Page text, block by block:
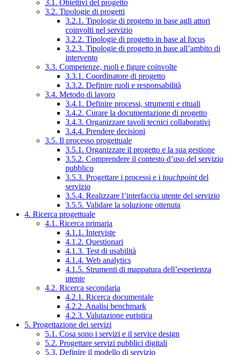
3.1. Obiettivi del progetto
3.2. Tipologie di progetti
3.2.1. Tipologie di progetto in base agli attori
coinvolti nel servizio
3.2.2. Tipologie di progetto in base al focus
3.2.3. Tipologie di progetto in base all’ambito di
intervento
3.3. Competenze, ruoli e figure coinvolte
3.3.1. Coordinatore di progetto
3.3.2. Definire ruoli e responsabilità
3.4. Metodo di lavoro
3.4.1. Definire processi, strumenti e rituali
3.4.2. Curare la documentazione di progetto
3.4.3. Organizzare tavoli tecnici collaborativi
3.4.4. Prendere decisioni
3.5. Il processo progettuale
3.5.1. Organizzare il progetto e la sua gestione
3.5.2. Comprendere il contesto d’uso del servizio
pubblico
3.5.3. Progettare i processi e i touchpointdel
servizio
3.5.4. Realizzare l’interfaccia utente del servizio
3.5.5. Validare la soluzione ottenuta
4. Ricerca progettuale
4.1. Ricerca primaria
4.1.1. Interviste
4.1.2. Questionari
4.1.3. Test di usabilità
4.1.4. Web analytics
4.1.5. Strumenti di mappatura dell’esperienza
utente
4.2. Ricerca secondaria
4.2.1. Ricerca documentale
4.2.2. Analisi benchmark
4.2.3. Valutazione euristica
5. Progettazione dei servizi
5.1. Cosa sono i servizi e il service design
5.2. Progettare servizi pubblici digitali
5.3. Definire il modello di servizio